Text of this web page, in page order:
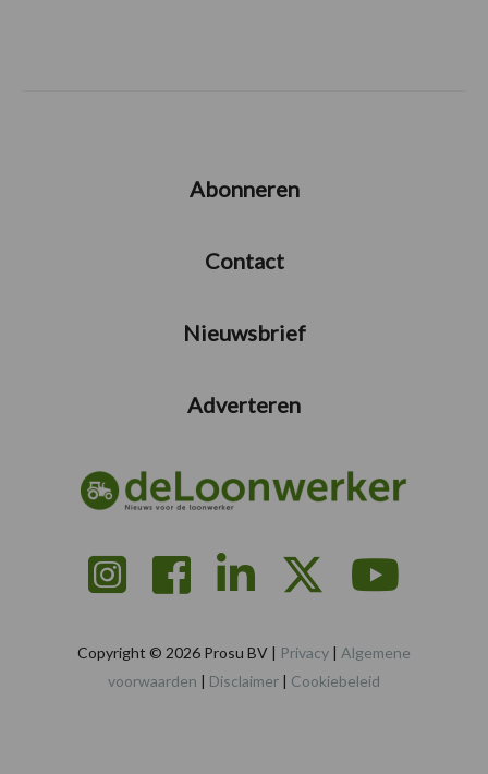
Abonneren
Contact
Nieuwsbrief
Adverteren
Copyright © 2026 Prosu BV | Privacy | Algemene
voorwaarden | Disclaimer | Cookiebeleid